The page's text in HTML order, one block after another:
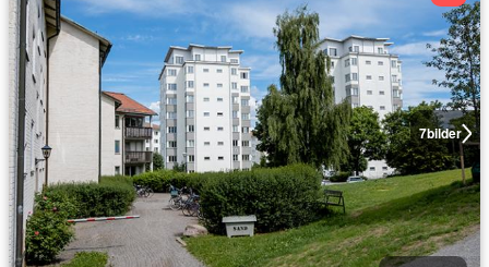
7bilder